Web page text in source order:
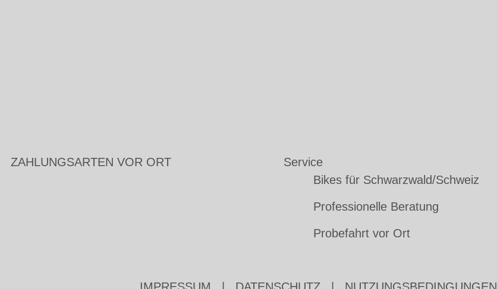
ZAHLUNGSARTEN VOR ORT
Service
Bikes für Schwarzwald/Schweiz
Professionelle Beratung
Probefahrt vor Ort